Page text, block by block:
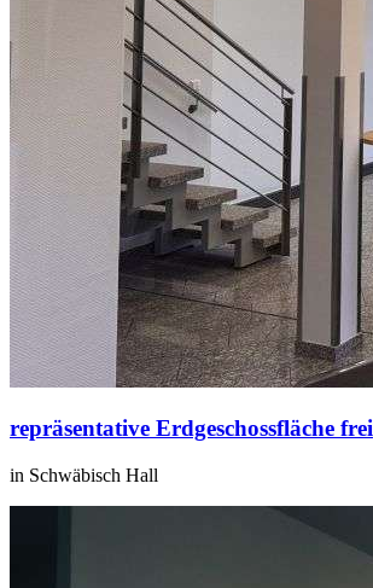
repräsentative Erdgeschossfläche frei
in Schwäbisch Hall